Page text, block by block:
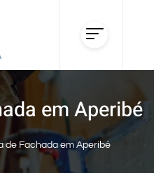
em Aperibé
de Fachada em Aperibé